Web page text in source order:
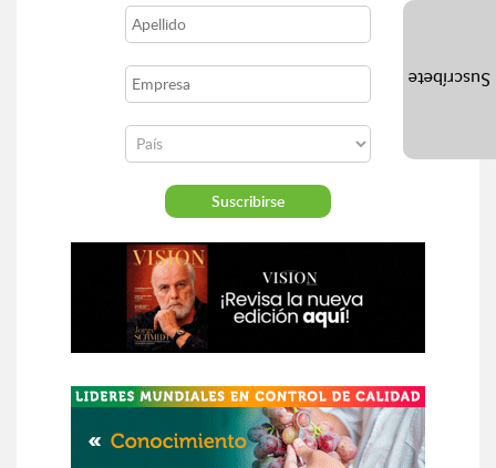
Suscríbete